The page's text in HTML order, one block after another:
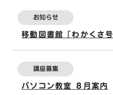
お知らせ
移動図書館「わかくさ
講座募集
パソコン教室 ８月案内